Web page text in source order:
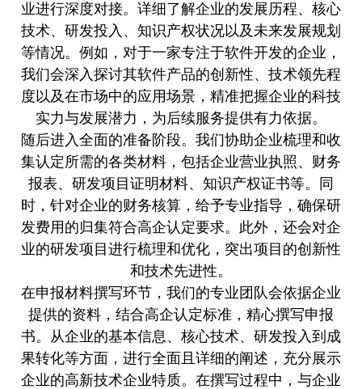
业进行深度对接。详细了解企业的发展历程、核心
技术、研发投入、知识产权状况以及未来发展规划
等情况。例如，对于一家专注于软件开发的企业，
我们会深入探讨其软件产品的创新性、技术领先程
度以及在市场中的应用场景，精准把握企业的科技
实力与发展潜力，为后续服务提供有力依据。
随后进入全面的准备阶段。我们协助企业梳理和收
集认定所需的各类材料，包括企业营业执照 、财务
报表、研发项目证明材料、知识产权证书等。同
时，针对企业的财务核算，给予专业指导，确保研
发费用的归集符合高企认定要求。此外，还会对企
业的研发项目进行梳理和优化，突出项目的创新性
和技术先进性。
在申报材料撰写环节，我们的专业团队会依据企业
提供的资料，结合高企认定标准，精心撰写申报
书。从企业的基本信息、核心技术、研发投入到成
果转化等方面，进行全面且详细的阐述，充分展示
企业的高新技术企业特质。在撰写过程中，与企业